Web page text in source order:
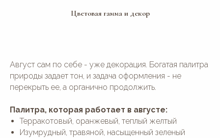
Цветовая гамма и декор
Август сам по себе - уже декорация. Богатая палитра
природы задает тон, и задача оформления - не
перекрыть ее, а органично продолжить.
Палитра, которая работает в августе:
Терракотовый, оранжевый, теплый желтый
Изумрудный, травяной, насыщенный зеленый